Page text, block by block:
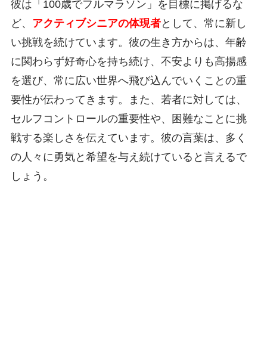
彼は「100歳でフルマラソン」を目標に掲げるな
ど、 アクティブシニアの体現者として、常に新し
い挑戦を続けています。彼の生き方からは、年齢
に関わらず好奇心を持ち続け、不安よりも高揚感
を選び、常に広い世界へ飛び込んでいくことの重
要性が伝わってきます。また、若者に対しては、
セルフコントロールの重要性や、困難なことに挑
戦する楽しさを伝えています。彼の言葉は、多く
の人々に勇気と希望を与え続けていると言えるで
しょう。